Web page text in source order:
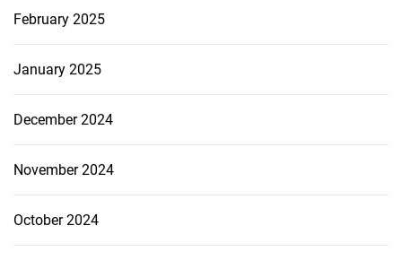
February 2025
January 2025
December 2024
November 2024
October 2024